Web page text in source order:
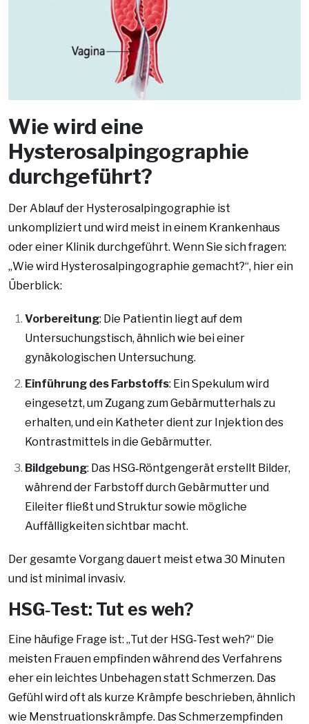
Wie wird eine
Hysterosalpingographie
durchgeführt?
Der Ablauf der Hysterosalpingographie ist
unkompliziert und wird meist in einem Krankenhaus
oder einer Klinik durchgeführt. Wenn Sie sich fragen:
„Wie wird Hysterosalpingographie gemacht?“, hier ein
Überblick:
Vorbereitung: Die Patientin liegt auf dem
Untersuchungstisch, ähnlich wie bei einer
gynäkologischen Untersuchung.
Einführung des Farbstoffs: Ein Spekulum wird
eingesetzt, um Zugang zum Gebärmutterhals zu
erhalten, und ein Katheter dient zur Injektion des
Kontrastmittels in die Gebärmutter.
Bildgebung: Das HSG‑Röntgengerät erstellt Bilder,
während der Farbstoff durch Gebärmutter und
Eileiter fließt und Struktur sowie mögliche
Auffälligkeiten sichtbar macht.
Der gesamte Vorgang dauert meist etwa 30 Minuten
und ist minimal invasiv.
HSG‑Test: Tut es weh?
Eine häufige Frage ist: „Tut der HSG‑Test weh?“ Die
meisten Frauen empfinden während des Verfahrens
eher ein leichtes Unbehagen statt Schmerzen. Das
Gefühl wird oft als kurze Krämpfe beschrieben, ähnlich
wie Menstruationskrämpfe. Das Schmerzempfinden